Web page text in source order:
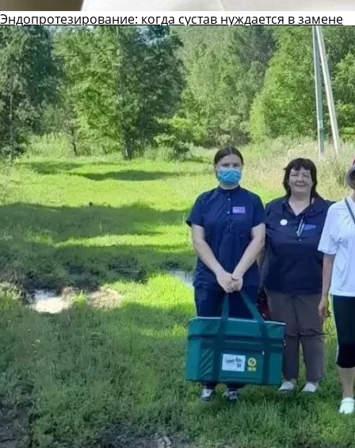
Эндопротезирование: когда сустав нуждается в замене